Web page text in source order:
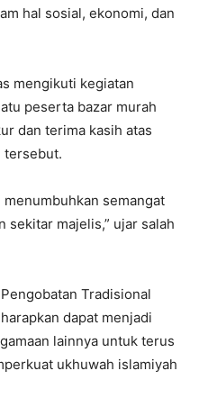
hal sosial, ekonomi, dan
mengikuti kegiatan
peserta bazar murah
dan terima kasih atas
tersebut.
semangat
sekitar majelis,” ujar salah
Tradisional
dapat menjadi
lainnya untuk terus
ukhuwah islamiyah